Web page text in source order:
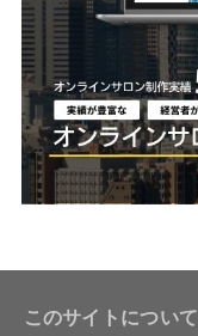
このサイトについて